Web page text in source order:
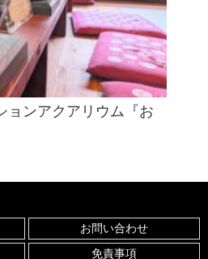
ョンアクアリウム『お
お問い合わせ
免責事項